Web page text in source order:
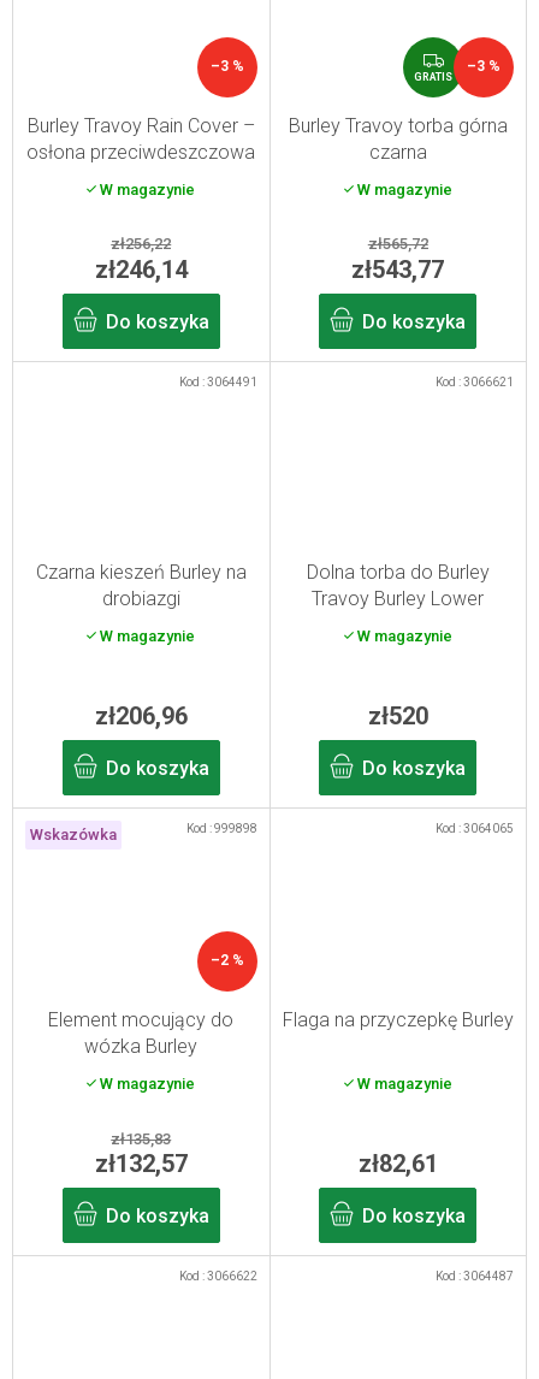
–3 %
Burley Travoy Rain Cover –
osłona przeciwdeszczowa
W magazynie
zł256,22
zł246,14
Do koszyka
G
R
A
T
GRATIS
–3 %
Burley Travoy torba górna
czarna
W magazynie
zł565,72
zł543,77
Do koszyka
Czarna kieszeń Burley na
drobiazgi
W magazynie
zł206,96
Do koszyka
Kod :3064491
Dolna torba do Burley
Travoy Burley Lower
Market Bag
W magazynie
zł520
Do koszyka
Kod :3066621
Wskazówka
–2 %
Element mocujący do
wózka Burley
W magazynie
zł135,83
zł132,57
Do koszyka
Kod :999898
Flaga na przyczepkę Burley
W magazynie
zł82,61
Do koszyka
Kod :3064065
Kod :3066622 Kod :3064487